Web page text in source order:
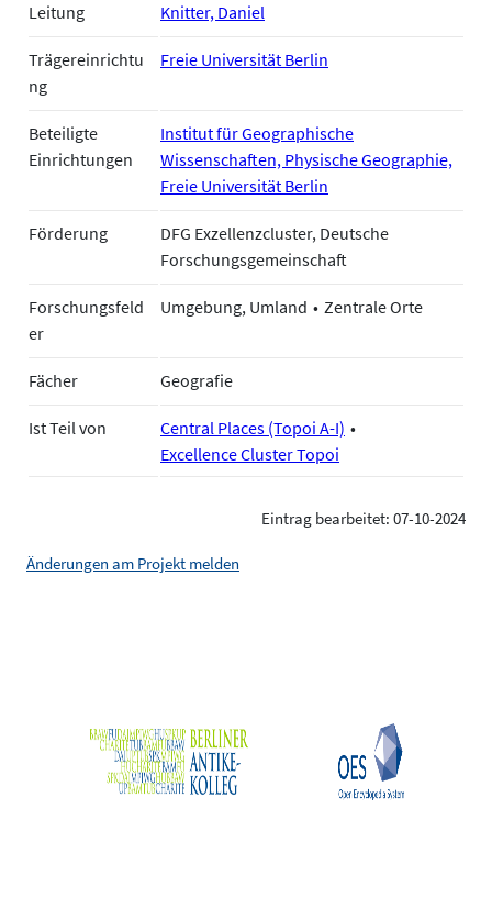
Leitung Knitter, Daniel
Trägereinrichtu
ng
Freie Universität Berlin
Beteiligte
Einrichtungen
Institut für Geographische
Wissenschaften, Physische Geographie,
Freie Universität Berlin
Förderung
DFG Exzellenzcluster, Deutsche
Forschungsgemeinschaft
Forschungsfeld
er
Umgebung, Umland Zentrale Orte
Fächer Geografie
Ist Teil von
Central Places (Topoi A-I)
Excellence Cluster Topoi
Eintrag bearbeitet: 07-10-2024
Änderungen am Projekt melden